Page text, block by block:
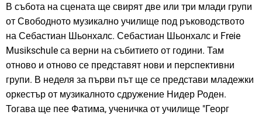
В събота на сцената ще свирят две или три млади групи
от Свободното музикално училище под ръководството
на Себастиан Шьонхалс. Себастиан Шьонхалс и Freie
Musikschule са верни на събитието от години. Там
отново и отново се представят нови и перспективни
групи. В неделя за първи път ще се представи младежки
оркестър от музикалното сдружение Нидер Роден.
Тогава ще пее Фатима, ученичка от училище "Георг